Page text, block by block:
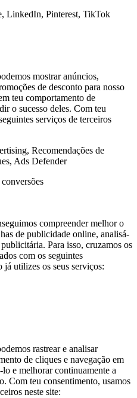
LinkedIn, Pinterest, TikTok
mostrar anúncios,
de desconto para nosso
teu comportamento de
o sucesso deles. Com teu
serviços de terceiros
Recomendações de
Ads Defender
compreender melhor o
de publicidade online, analisá-
Para isso, cruzamos os
com os seguintes
já utilizes os seus serviços:
rastrear e analisar
de cliques e navegação em
e melhorar continuamente a
Com teu consentimento, usamos
neste site: